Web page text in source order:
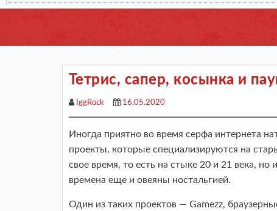
Тетрис, сапер, косынка и
IggRock 16.05.2020
Иногда приятно во время серфа интернета
проекты, которые специализируются на
свое время, то есть на стыке 20 и 21 века, но
времена еще и овеяны ностальгией.
Один из таких проектов — Gamezz,